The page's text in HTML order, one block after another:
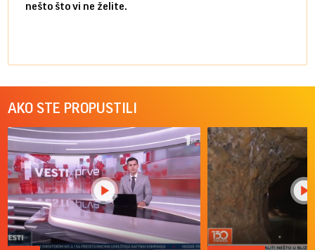
nešto što vi ne želite.
AKO STE PROPUSTILI